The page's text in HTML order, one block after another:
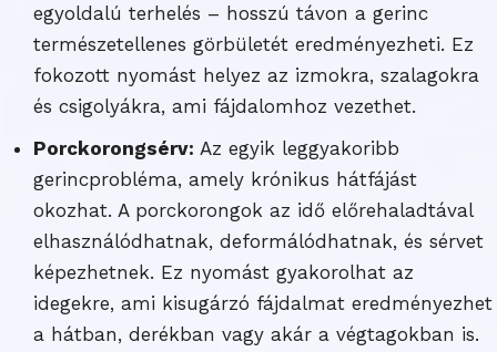
egyoldalú terhelés – hosszú távon a gerinc
természetellenes görbületét eredményezheti. Ez
fokozott nyomást helyez az izmokra, szalagokra
és csigolyákra, ami fájdalomhoz vezethet.
Porckorongsérv: Az egyik leggyakoribb
gerincprobléma, amely krónikus hátfájást
okozhat. A porckorongok az idő előrehaladtával
elhasználódhatnak, deformálódhatnak, és sérvet
képezhetnek. Ez nyomást gyakorolhat az
idegekre, ami kisugárzó fájdalmat eredményezhet
a hátban, derékban vagy akár a végtagokban is.